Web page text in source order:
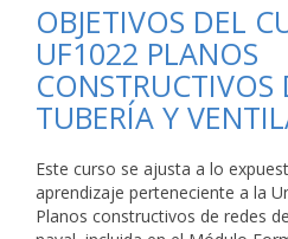
OBJETIVOS DEL
UF1022 PLANOS
CONSTRUCTIVOS
TUBERÍA Y
Este curso se ajusta a lo
aprendizaje perteneciente a la
Planos constructivos de redes